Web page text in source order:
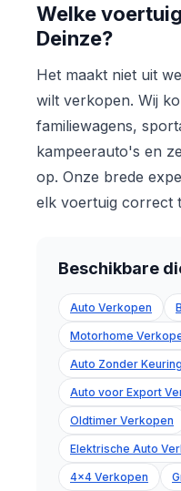
Welke
Deinze?
Het maakt niet uit
wilt verkopen. Wij
familiewagens,
kampeerauto's en
op. Onze brede
elk voertuig correct
Beschikbare
Auto Verkopen
Motorhome
Auto Zonder
Auto voor Export
Oldtimer Verkopen
Elektrische Auto
4x4 Verkopen